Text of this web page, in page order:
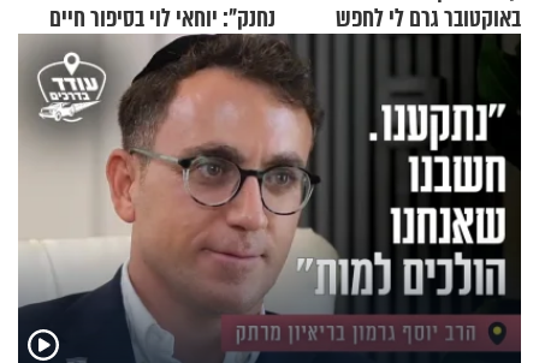
באוקטובר גרם לי לחפש
תשובות"
נחנק": יוחאי לוי בסיפור חיים
מעורר השראה